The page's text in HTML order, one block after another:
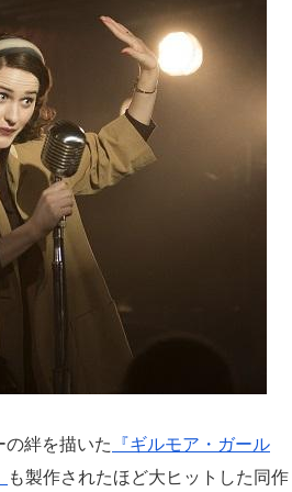
絆を描いた 『ギルモア・ガール
も製作されたほど大ヒットした同作